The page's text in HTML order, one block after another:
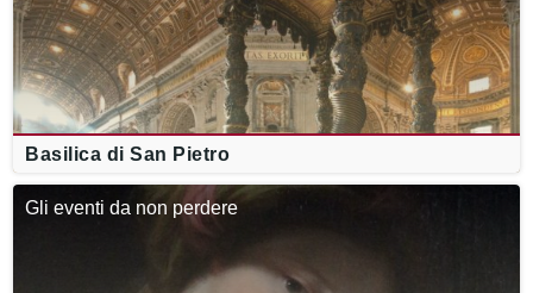
Basilica di San Pietro
Gli eventi da non perdere